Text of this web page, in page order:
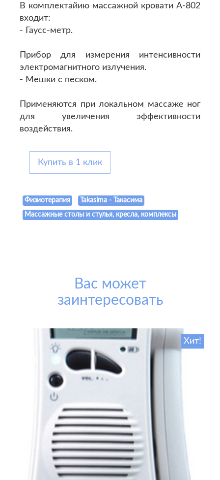
В комплектайию массажной кровати A-802
входит:
- Гаусс-метр.
Прибор для измерения интенсивности
электромагнитного излучения.
- Мешки с песком.
Применяются при локальном массаже ног
для увеличения эффективности
воздействия.
Купить в 1 клик
Физиотерапия Takasima - Такасима
Массажные столы и стулья, кресла, комплексы
Вас может
заинтересовать
Хит!